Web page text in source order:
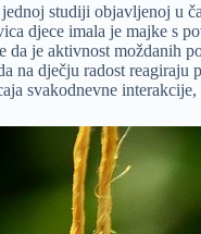
studiji objavljenoj u
djece imala je majke s
da je aktivnost moždanih
na dječju radost
svakodnevne